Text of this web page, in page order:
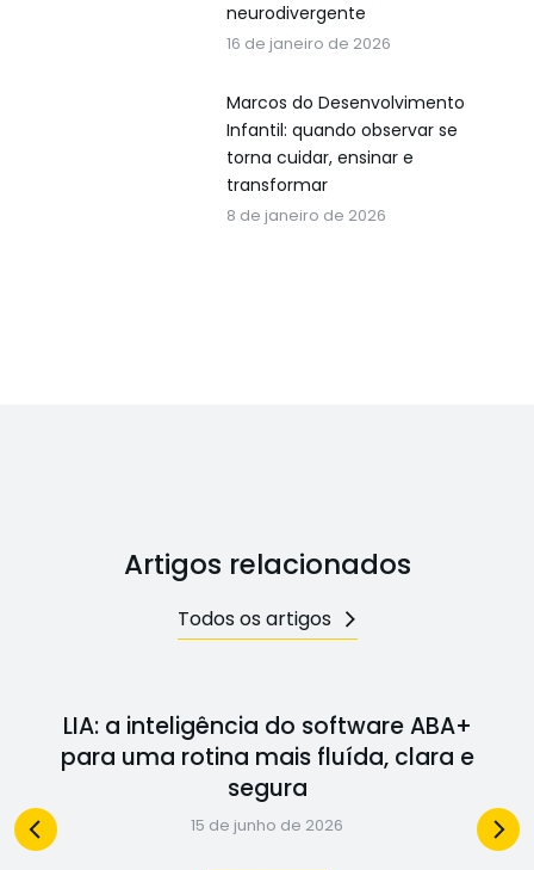
neurodivergente
16 de janeiro de 2026
Marcos do Desenvolvimento
Infantil: quando observar se
torna cuidar, ensinar e
transformar
8 de janeiro de 2026
Artigos relacionados
Todos os artigos
LIA: a inteligência do software ABA+
para uma rotina mais fluída, clara e
segura
15 de junho de 2026